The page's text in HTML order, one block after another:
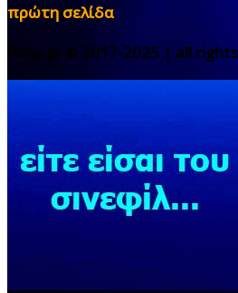
πρώτη σελίδα
filmy.gr © 2017-2025 | all